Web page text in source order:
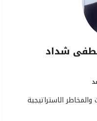
شداد
والمخاطر الاستراتيجية